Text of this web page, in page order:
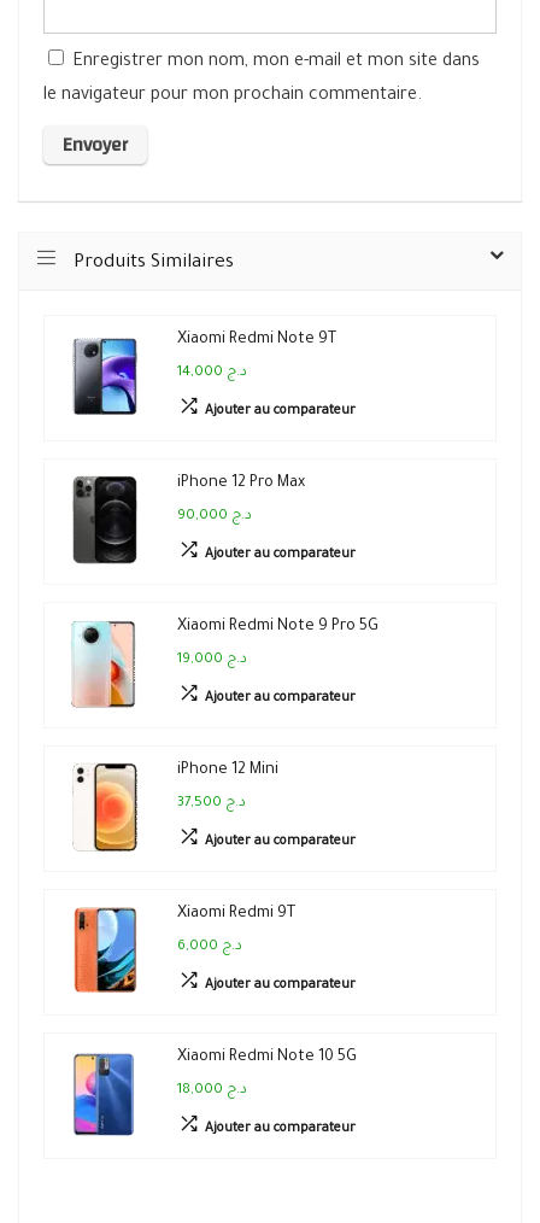
Enregistrer mon nom, mon e-mail et mon site dans
le navigateur pour mon prochain commentaire.
Produits Similaires
Xiaomi Redmi Note 9T
14,000 د.ج
Ajouter au comparateur
iPhone 12 Pro Max
90,000 د.ج
Ajouter au comparateur
Xiaomi Redmi Note 9 Pro 5G
19,000 د.ج
Ajouter au comparateur
iPhone 12 Mini
37,500 د.ج
Ajouter au comparateur
Xiaomi Redmi 9T
6,000 د.ج
Ajouter au comparateur
Xiaomi Redmi Note 10 5G
18,000 د.ج
Ajouter au comparateur